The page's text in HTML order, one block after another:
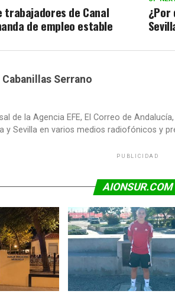
trabajadores de Canal
de empleo estable
Serrano
de la Agencia EFE, El Correo de
y Sevilla en varios medios radiofónicos y
PUBLICIDAD
AIONSUR.COM